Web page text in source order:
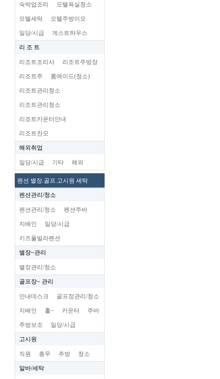
숙박업조리 모텔욕실청소
모텔세탁 모텔주방이모
일당/시급 게스트하우스
리 조 트
리조트조리사 리조트주방장
리조트주 룸메이드(청소)
리조트관리청소
리조트관리청소
리조트카운터안내
리조트찬모
해외취업
일당/시급 기타 해외
펜션 별장.골프.고시원 세탁
펜션관리/청소
펜션관리/청소 펜션주바
지배인 일당/시급
키즈풀빌라펜션
별장~관리
별장관리/청소
골프장~ 관리
안내데스크 골프장관리/청소
지배인 홀~ 카운터 주바
주방보조 일당/시급
고시원
직원 총무 주방 청소
알바/세탁